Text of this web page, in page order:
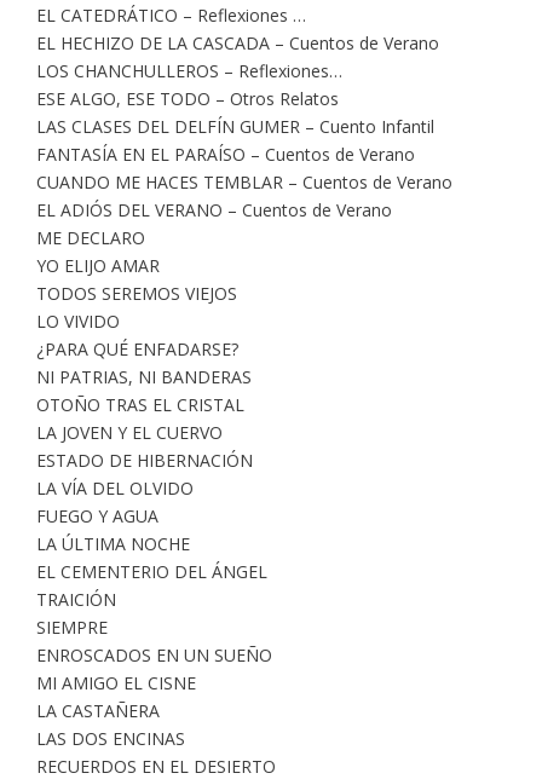
EL CATEDRÁTICO – Reflexiones …
EL HECHIZO DE LA CASCADA – Cuentos de Verano
LOS CHANCHULLEROS – Reflexiones…
ESE ALGO, ESE TODO – Otros Relatos
LAS CLASES DEL DELFÍN GUMER – Cuento Infantil
FANTASÍA EN EL PARAÍSO – Cuentos de Verano
CUANDO ME HACES TEMBLAR – Cuentos de Verano
EL ADIÓS DEL VERANO – Cuentos de Verano
ME DECLARO
YO ELIJO AMAR
TODOS SEREMOS VIEJOS
LO VIVIDO
¿PARA QUÉ ENFADARSE?
NI PATRIAS, NI BANDERAS
OTOÑO TRAS EL CRISTAL
LA JOVEN Y EL CUERVO
ESTADO DE HIBERNACIÓN
LA VÍA DEL OLVIDO
FUEGO Y AGUA
LA ÚLTIMA NOCHE
EL CEMENTERIO DEL ÁNGEL
TRAICIÓN
SIEMPRE
ENROSCADOS EN UN SUEÑO
MI AMIGO EL CISNE
LA CASTAÑERA
LAS DOS ENCINAS
RECUERDOS EN EL DESIERTO